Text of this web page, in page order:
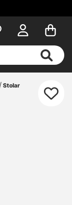
Stolar